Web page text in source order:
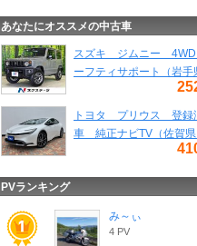
あなたにオススメの中古車
スズキ ジムニー 4WD
ーフティサポート（岩手
トヨタ プリウス 登録
車 純正ナビTV（佐賀県
PVランキング
み～ぃ
4 PV